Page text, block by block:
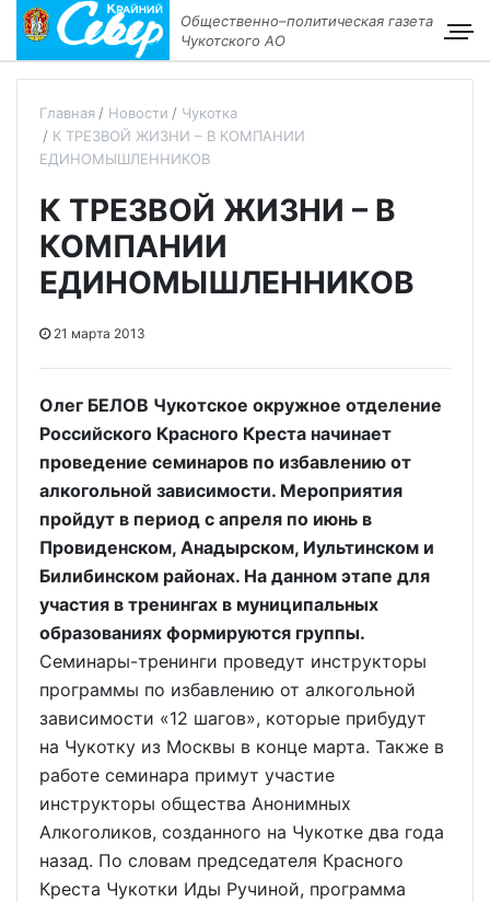
Общественно–политическая газета
Чукотского АО
Главная Новости
Чукотка
К ТРЕЗВОЙ ЖИЗНИ – В КОМПАНИИ
ЕДИНОМЫШЛЕННИКОВ
К ТРЕЗВОЙ ЖИЗНИ – В
КОМПАНИИ
ЕДИНОМЫШЛЕННИКОВ
21 марта 2013
Олег БЕЛОВ Чукотское окружное отделение
Российского Красного Креста начинает
проведение семинаров по избавлению от
алкогольной зависимости. Мероприятия
пройдут в период с апреля по июнь в
Провиденском, Анадырском, Иультинском и
Билибинском районах. На данном этапе для
участия в тренингах в муниципальных
образованиях формируются группы.
Семинары-тренинги проведут инструкторы
программы по избавлению от алкогольной
зависимости «12 шагов», которые прибудут
на Чукотку из Москвы в конце марта. Также в
работе семинара примут участие
инструкторы общества Анонимных
Алкоголиков, созданного на Чукотке два года
назад. По словам председателя Красного
Креста Чукотки Иды Ручиной, программа